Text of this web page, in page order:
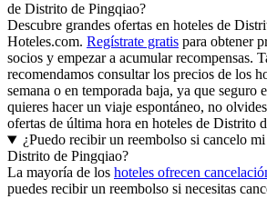
de Distrito de Pingqiao?
Descubre grandes ofertas en hoteles de
Hoteles.com. Regístrate gratis para obtener
socios y empezar a acumular recompensas.
recomendamos consultar los precios de los
semana o en temporada baja, ya que seguro
quieres hacer un viaje espontáneo, no
ofertas de última hora en hoteles de Distrito
¿Puedo recibir un reembolso si cancelo
Distrito de Pingqiao?
La mayoría de los hoteles ofrecen
puedes recibir un reembolso si necesitas